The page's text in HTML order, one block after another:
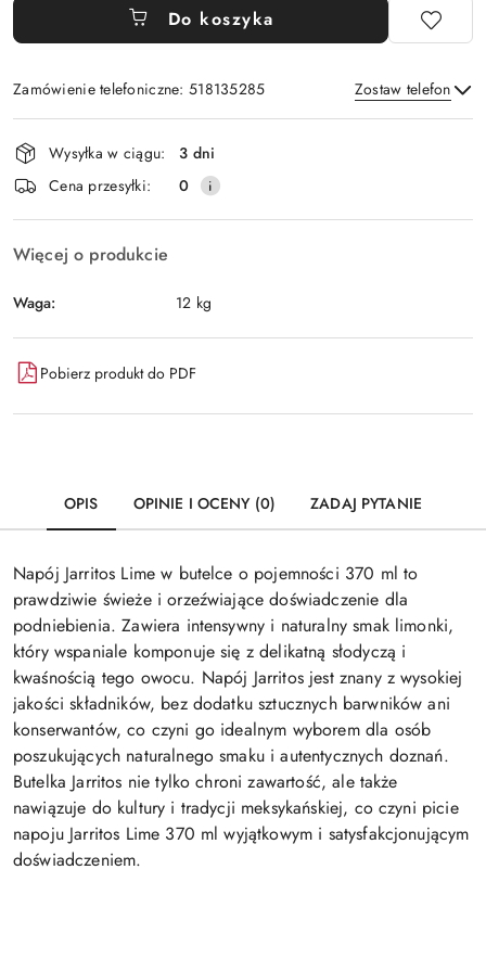
Do koszyka
Zamówienie telefoniczne: 518135285 Zostaw telefon
Wyślij
Dostępność
i
dostawa
Wysyłka w ciągu:
3 dni
Cena przesyłki:
0
Więcej o produkcie
Waga: 12 kg
Pobierz produkt do PDF
OPIS OPINIE I OCENY (0) ZADAJ PYTANIE
Napój Jarritos Lime w butelce o pojemności 370 ml to
prawdziwie świeże i orzeźwiające doświadczenie dla
podniebienia. Zawiera intensywny i naturalny smak limonki,
który wspaniale komponuje się z delikatną słodyczą i
kwaśnością tego owocu. Napój Jarritos jest znany z wysokiej
jakości składników, bez dodatku sztucznych barwników ani
konserwantów, co czyni go idealnym wyborem dla osób
poszukujących naturalnego smaku i autentycznych doznań.
Butelka Jarritos nie tylko chroni zawartość, ale także
nawiązuje do kultury i tradycji meksykańskiej, co czyni picie
napoju Jarritos Lime 370 ml wyjątkowym i satysfakcjonującym
doświadczeniem.